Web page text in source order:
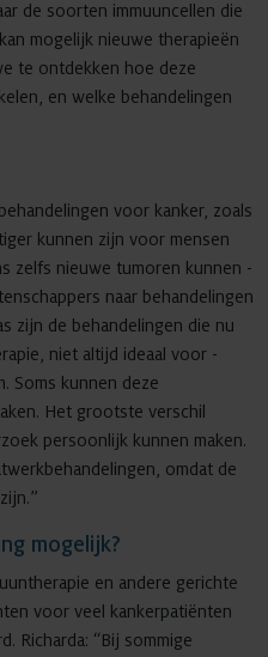
de soorten immuuncellen die
mogelijk nieuwe therapieën
te ontdekken hoe deze
en welke behandelingen
voor kanker, zoals
kunnen zijn voor mensen
zelfs ­nieuwe tumoren kunnen
naar behandelingen
zijn de behandelingen die nu
niet altijd ­ideaal voor
Soms kunnen deze
Het grootste verschil
persoonlijk kunnen maken.
omdat de
mogelijk?
en andere gerichte
voor veel kanker­patiënten
Richarda: “Bij sommige